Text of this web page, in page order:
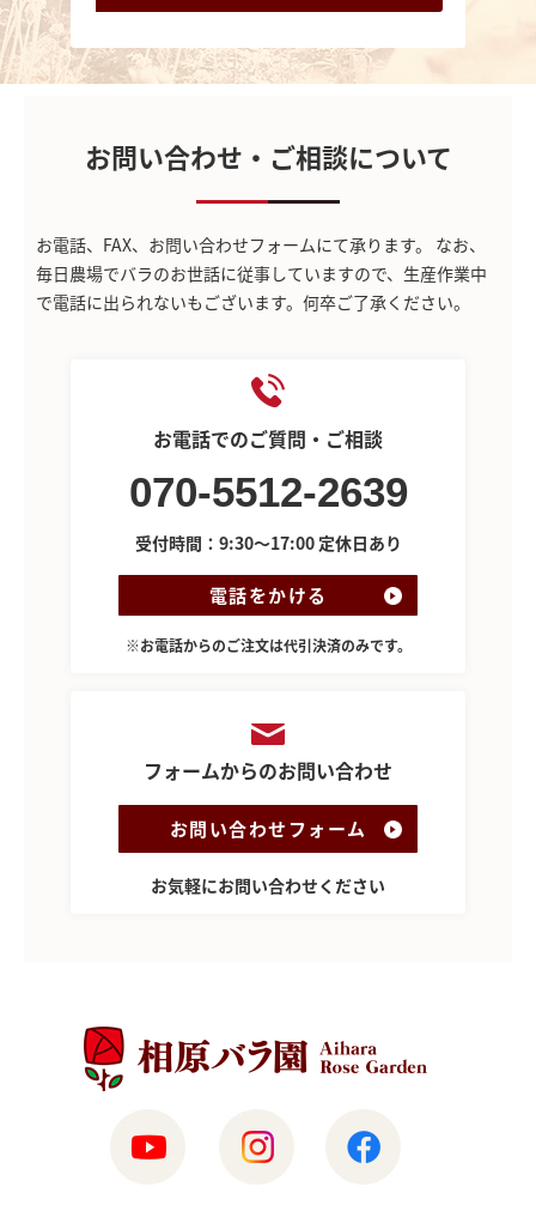
お問い合わせ・ご相談について
お電話、FAX、お問い合わせフォームにて承ります。
なお、
毎日農場でバラのお世話に従事していますので、生産作業中
で電話に出られないもございます。何卒ご了承ください。
お電話でのご質問・ご相談
070-5512-2639
受付時間：9:30～17:00 定休日あり
電話をかける
※お電話からのご注文は代引決済のみです。
フォームからのお問い合わせ
お問い合わせフォーム
お気軽にお問い合わせください